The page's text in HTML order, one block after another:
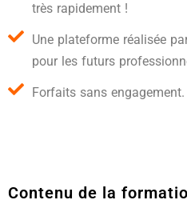
très rapidement !
Une plateforme réalisée
pour les futurs
Forfaits sans engagement.
Contenu de la